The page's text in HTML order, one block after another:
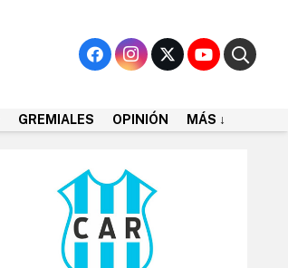
GREMIALES OPINIÓN MÁS ↓